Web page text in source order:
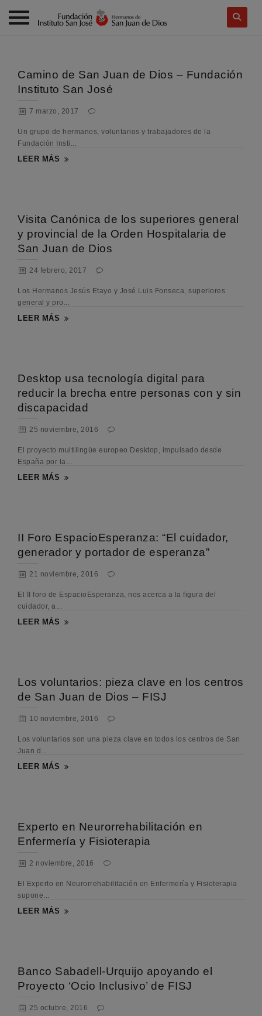
Camino de San Juan de Dios – Fundación
Instituto San José
7 marzo, 2017
Un grupo de hermanos, voluntarios y trabajadores de la
Fundación Insti...
LEER MÁS
Visita Canónica de los superiores general
y provincial de la Orden Hospitalaria de
San Juan de Dios
24 febrero, 2017
Los Hermanos Jesús Etayo y José Luis Fonseca, superiores
general y pro...
LEER MÁS
Desktop usa tecnología digital para
reducir la brecha entre personas con y sin
discapacidad
25 noviembre, 2016
El proyecto multilingüe europeo Desktop, impulsado desde
España por la...
LEER MÁS
II Foro EspacioEsperanza: “El cuidador,
generador y portador de esperanza”
21 noviembre, 2016
El II foro de EspacioEsperanza, nos acerca a la figura del
cuidador, a...
LEER MÁS
Los voluntarios: pieza clave en los centros
de San Juan de Dios – FISJ
10 noviembre, 2016
Los voluntarios son una pieza clave en todos los centros de San
Juan d...
LEER MÁS
Experto en Neurorrehabilitación en
Enfermería y Fisioterapia
2 noviembre, 2016
El Experto en Neurorrehabilitación en Enfermería y Fisioterapia
supone...
LEER MÁS
Banco Sabadell-Urquijo apoyando el
Proyecto ‘Ocio Inclusivo’ de FISJ
25 octubre, 2016